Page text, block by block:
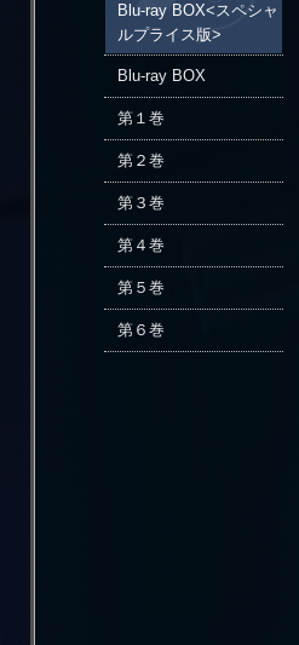
Blu-ray BOX<スペシャ
ルプライス版>
Blu-ray BOX
第１巻
第２巻
第３巻
第４巻
第５巻
第６巻